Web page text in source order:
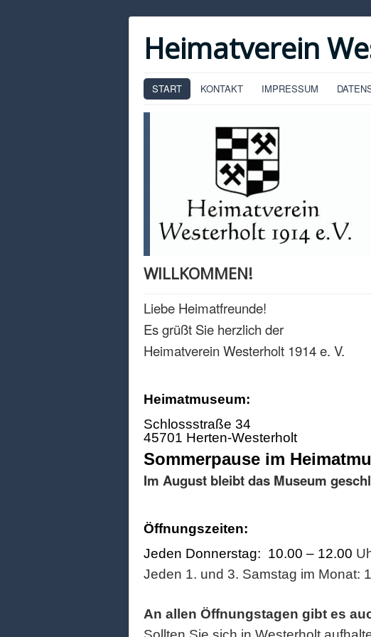
Heimatverein
START KONTAKT IMPRESSUM
WILLKOMMEN!
Liebe Heimatfreunde!
Es grüßt Sie herzlich der
Heimatverein Westerholt 1914 e. V.
Heimatmuseum:
Schlossstraße 34
45701 Herten-Westerholt
Sommerpause im
Im August bleibt das Museum
Öffnungszeiten:
Jeden Donnerstag: 10.00 – 12.00
Jeden 1. und 3. Samstag im Monat:
An allen Öffnungstagen gibt es